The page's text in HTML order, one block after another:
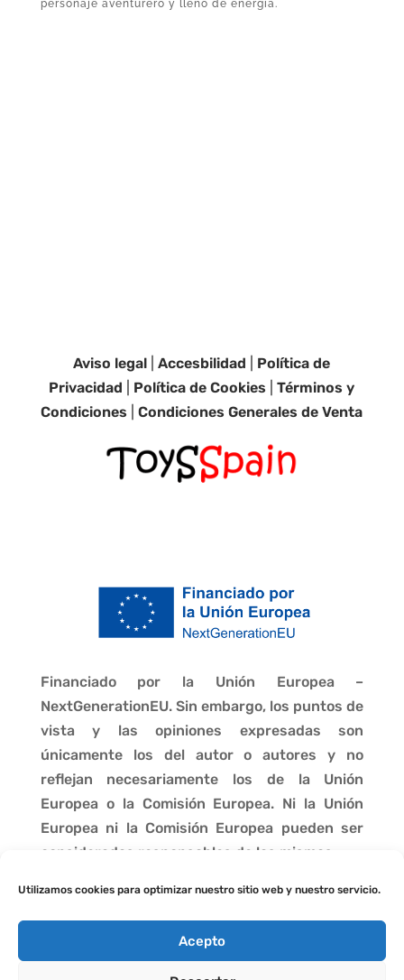
Utilizamos cookies para optimizar nuestro sitio web y nuestro servicio.
Acepto
personaje aventurero y lleno de energía.
Aviso legal |Accesbilidad
Política de
Privacidad
Política de Cookies |Términos y
Condiciones |Condiciones Generales de Venta
Financiado por la Unión Europea –
NextGenerationEU. Sin embargo, los puntos de
vista y las opiniones expresadas son
únicamente los del autor o autores y no
reflejan necesariamente los de la Unión
Europea o la Comisión Europea. Ni la Unión
Europea ni la Comisión Europea pueden ser
consideradas responsables de las mismas.